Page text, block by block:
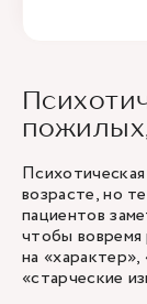
возрасте, но
пациентов
чтобы вовремя
на
«старческие